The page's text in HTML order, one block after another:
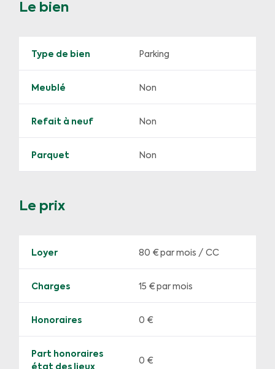
Le bien
Type de bien Parking
Meublé Non
Refait à neuf Non
Parquet Non
Le prix
Loyer 80 € par mois / CC
Charges 15 € par mois
Honoraires 0 €
Part honoraires
état des lieux
0 €